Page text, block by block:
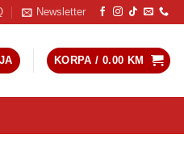
Newsletter
KORPA / 0.00 KM